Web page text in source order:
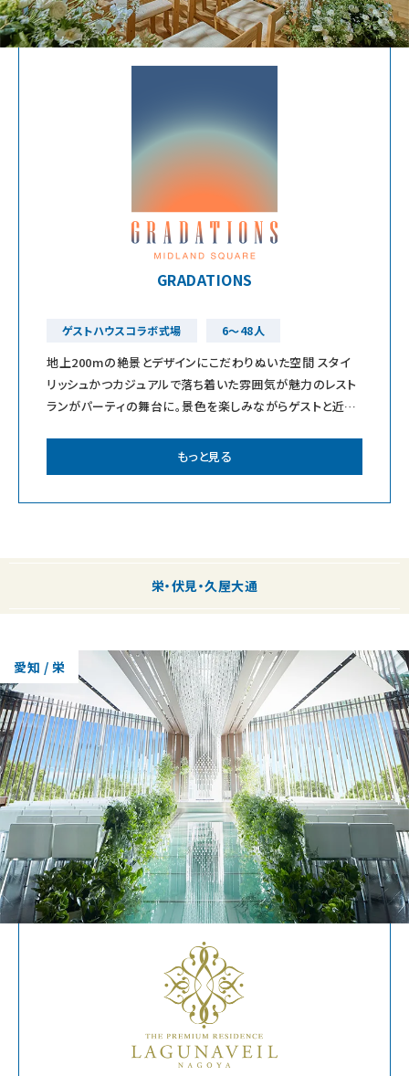
GRADATIONS
ゲストハウスコラボ式場 6～48人
地上200mの絶景とデザインにこだわりぬいた空間 スタイ
リッシュかつカジュアルで落ち着いた雰囲気が魅力のレスト
ランがパーティの舞台に。景色を楽しみながらゲストと近い
もっと見る
栄・伏見・久屋大通
愛知 / 栄